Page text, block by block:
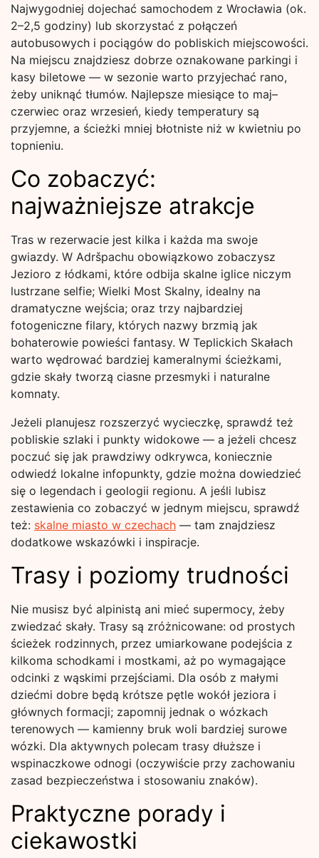
Najwygodniej dojechać samochodem z Wrocławia (ok.
2–2,5 godziny) lub skorzystać z połączeń
autobusowych i pociągów do pobliskich miejscowości.
Na miejscu znajdziesz dobrze oznakowane parkingi i
kasy biletowe — w sezonie warto przyjechać rano,
żeby uniknąć tłumów. Najlepsze miesiące to maj–
czerwiec oraz wrzesień, kiedy temperatury są
przyjemne, a ścieżki mniej błotniste niż w kwietniu po
topnieniu.
Co zobaczyć:
najważniejsze atrakcje
Tras w rezerwacie jest kilka i każda ma swoje
gwiazdy. W Adršpachu obowiązkowo zobaczysz
Jezioro z łódkami, które odbija skalne iglice niczym
lustrzane selfie; Wielki Most Skalny, idealny na
dramatyczne wejścia; oraz trzy najbardziej
fotogeniczne filary, których nazwy brzmią jak
bohaterowie powieści fantasy. W Teplickich Skałach
warto wędrować bardziej kameralnymi ścieżkami,
gdzie skały tworzą ciasne przesmyki i naturalne
komnaty.
Jeżeli planujesz rozszerzyć wycieczkę, sprawdź też
pobliskie szlaki i punkty widokowe — a jeżeli chcesz
poczuć się jak prawdziwy odkrywca, koniecznie
odwiedź lokalne infopunkty, gdzie można dowiedzieć
się o legendach i geologii regionu. A jeśli lubisz
zestawienia co zobaczyć w jednym miejscu, sprawdź
też: skalne miasto w czechach — tam znajdziesz
dodatkowe wskazówki i inspiracje.
Trasy i poziomy trudności
Nie musisz być alpinistą ani mieć supermocy, żeby
zwiedzać skały. Trasy są zróżnicowane: od prostych
ścieżek rodzinnych, przez umiarkowane podejścia z
kilkoma schodkami i mostkami, aż po wymagające
odcinki z wąskimi przejściami. Dla osób z małymi
dziećmi dobre będą krótsze pętle wokół jeziora i
głównych formacji; zapomnij jednak o wózkach
terenowych — kamienny bruk woli bardziej surowe
wózki. Dla aktywnych polecam trasy dłuższe i
wspinaczkowe odnogi (oczywiście przy zachowaniu
zasad bezpieczeństwa i stosowaniu znaków).
Praktyczne porady i
ciekawostki